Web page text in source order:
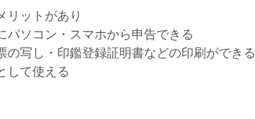
リットがあり
パソコン・スマホから申告できる
の写し・印鑑登録証明書などの印刷ができる
して使える